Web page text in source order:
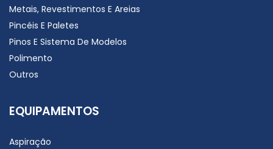
Metais, Revestimentos E Areias
Pincéis E Paletes
Pinos E Sistema De Modelos
Polimento
Outros
EQUIPAMENTOS
Aspiração